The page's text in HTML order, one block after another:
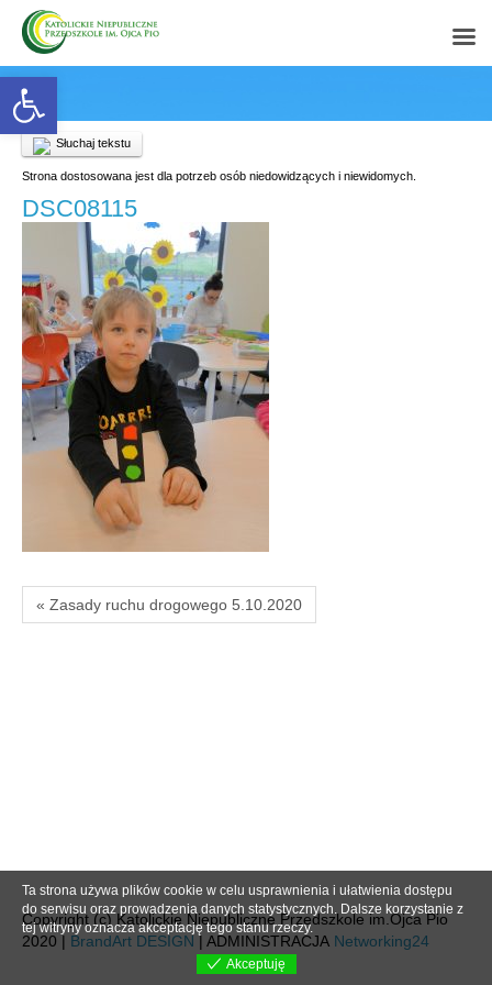
Open toolbar
Słuchaj tekstu
Strona dostosowana jest dla potrzeb osób niedowidzących i niewidomych.
DSC08115
« Zasady ruchu drogowego 5.10.2020
Copyright (c) Katolickie Niepubliczne Przedszkole im.Ojca Pio
2020 | BrandArt DESIGN | ADMINISTRACJA Networking24
Ta strona używa plików cookie w celu usprawnienia i ułatwienia dostępu
do serwisu oraz prowadzenia danych statystycznych. Dalsze korzystanie z
tej witryny oznacza akceptację tego stanu rzeczy.
Akceptuję